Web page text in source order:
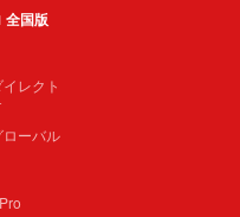
全国版
レクト
ーバル